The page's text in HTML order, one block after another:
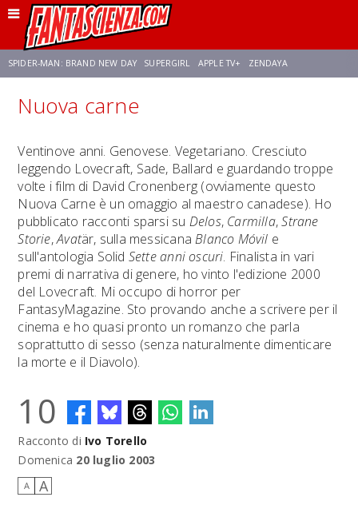
SPIDER-MAN: BRAND NEW DAY SUPERGIRL APPLE TV+ ZENDAYA
FRANCO RICCIARDIELLO AVENGERS: DOOMSDAY
SADIE SINK STAR TREK: STRANGE NEW WORLDS
Nuova carne
Ventinove anni. Genovese. Vegetariano. Cresciuto
leggendo Lovecraft, Sade, Ballard e guardando troppe
volte i film di David Cronenberg (ovviamente questo
Nuova Carne è un omaggio al maestro canadese). Ho
pubblicato racconti sparsi su Delos, Carmilla,Strane
Storie,Avatär, sulla messicanaBlanco Móvil e
sull'antologia Solid Sette anni oscuri. Finalista in vari
premi di narrativa di genere, ho vinto l'edizione 2000
del Lovecraft. Mi occupo di horror per
FantasyMagazine. Sto provando anche a scrivere per il
cinema e ho quasi pronto un romanzo che parla
soprattutto di sesso (senza naturalmente dimenticare
la morte e il Diavolo).
10
Racconto di Ivo Torello
Domenica 20 luglio 2003
A A